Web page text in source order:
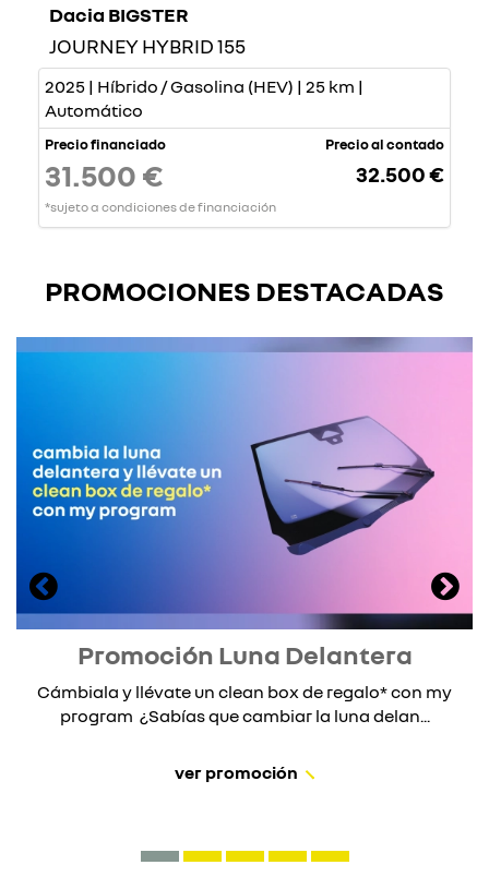
Dacia BIGSTER
JOURNEY HYBRID 155
2025 | Híbrido / Gasolina (HEV) | 25 km |
Automático
Precio financiado
31.500 €
*sujeto a condiciones de financiación
Precio al contado
32.500 €
PROMOCIONES DESTACADAS
Promoción Luna Delantera
Cámbiala y llévate un clean box de regalo* con my
program ¿Sabías que cambiar la luna delan...
ver promoción